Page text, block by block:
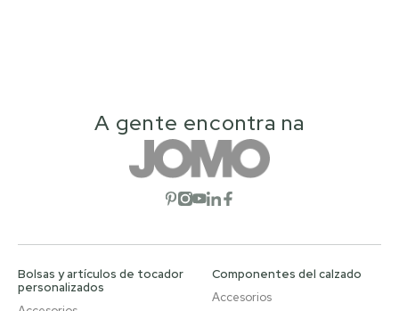
A gente encontra na
Abrir red social
Abrir red social
Abrir red social
Abrir red social
Abrir red social
Bolsas y artículos de tocador
personalizados
Componentes del calzado
Accesorios